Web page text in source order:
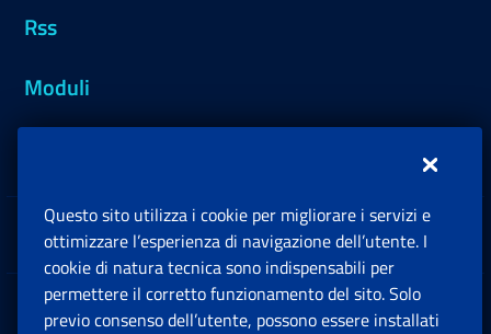
Rss
Moduli
Sedi e Contatti
Software
Questo sito utilizza i cookie per migliorare i servizi e
ottimizzare l’esperienza di navigazione dell’utente. I
cookie di natura tecnica sono indispensabili per
permettere il corretto funzionamento del sito. Solo
previo consenso dell’utente, possono essere installati